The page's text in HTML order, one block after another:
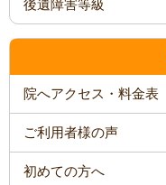
後遺障害等級
院へアクセス・料金表
ご利用者様の声
初めての方へ